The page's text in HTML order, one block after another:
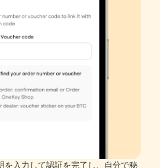
を入力して認証を完了し、自分で秘